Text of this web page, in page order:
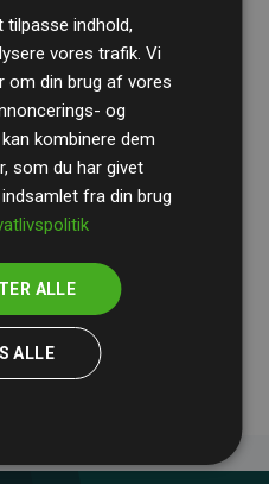
løbende vores
sikre gennemsigtighed
kompenserer for
CO₂-
tilpasse indhold,
vores trafik. Vi
om din brug af vores
og
kombinere dem
som du har givet
fra din brug
ALLE
ALLE